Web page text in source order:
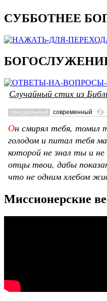
СУББОТНЕЕ
Случайный стих из
Миссионерские